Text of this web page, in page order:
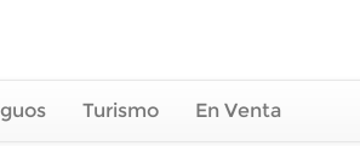
Turismo En Venta